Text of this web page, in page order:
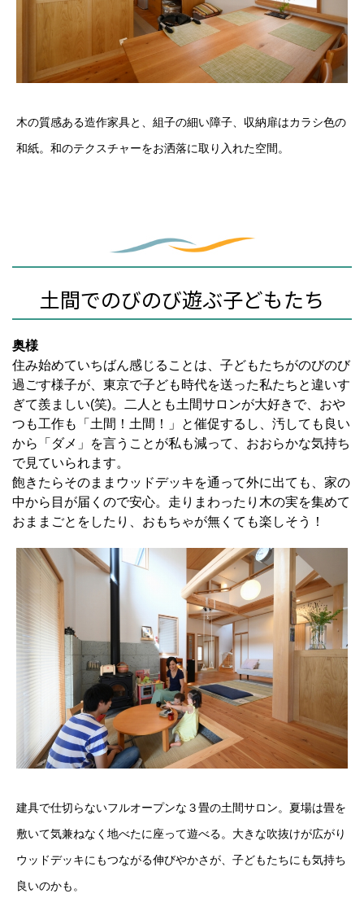
木の質感ある造作家具と、組子の細い障子、収納扉はカラシ色の
和紙。和のテクスチャーをお洒落に取り入れた空間。
土間でのびのび遊ぶ子どもたち
奥様
住み始めていちばん感じることは、子どもたちがのびのび
過ごす様子が、東京で子ども時代を送った私たちと違いす
ぎて羨ましい(笑)。二人とも土間サロンが大好きで、おや
つも工作も「土間！土間！」と催促するし、汚しても良い
から「ダメ」を言うことが私も減って、おおらかな気持ち
で見ていられます。
飽きたらそのままウッドデッキを通って外に出ても、家の
中から目が届くので安心。走りまわったり木の実を集めて
おままごとをしたり、おもちゃが無くても楽しそう！
建具で仕切らないフルオープンな３畳の土間サロン。夏場は畳を
敷いて気兼ねなく地べたに座って遊べる。大きな吹抜けが広がり
ウッドデッキにもつながる伸びやかさが、子どもたちにも気持ち
良いのかも。